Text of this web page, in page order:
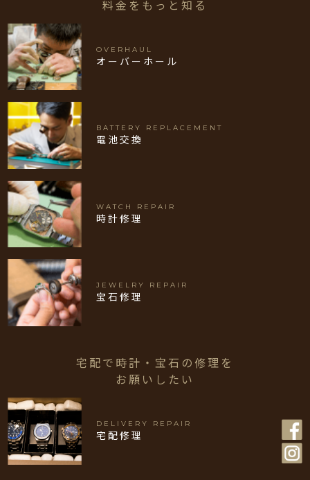
料金をもっと知る
OVERHAUL
オーバーホール
BATTERY REPLACEMENT
電池交換
WATCH REPAIR
時計修理
JEWELRY REPAIR
宝石修理
宅配で時計・宝石の修理を
お願いしたい
DELIVERY REPAIR
宅配修理